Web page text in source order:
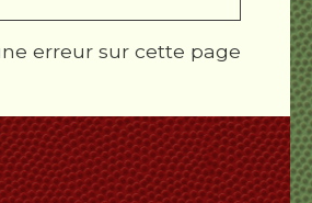
erreur sur cette page